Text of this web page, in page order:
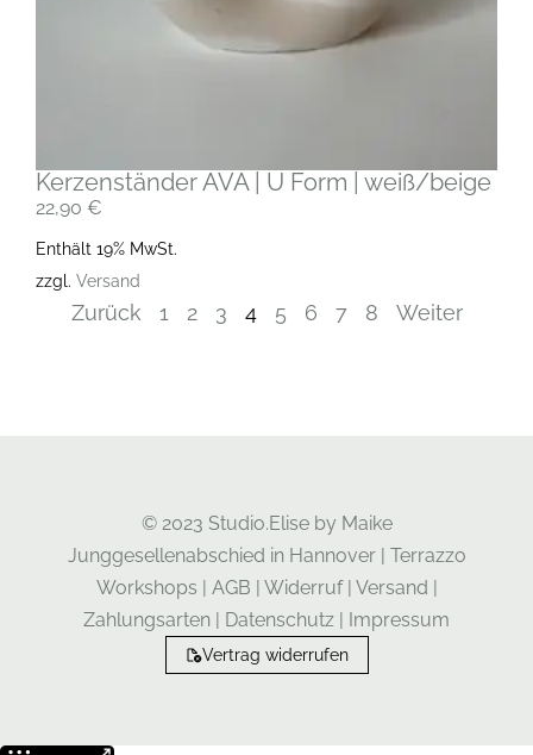
Kerzenständer AVA | U Form | weiß/beige
22,90 €
Enthält 19% MwSt.
zzgl. Versand
Zurück 1 2 3 4 5 6 7 8 Weiter
© 2023 Studio.Elise by Maike
Junggesellenabschied in Hannover| Terrazzo
Workshops | AGB | Widerruf| Versand |
Zahlungsarten | Datenschutz | Impressum
Vertrag widerrufen